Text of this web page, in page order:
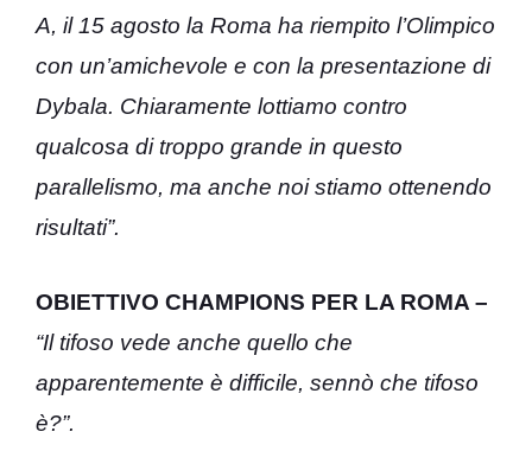
A, il 15 agosto la Roma ha riempito l’Olimpico
con un’amichevole e con la presentazione di
Dybala. Chiaramente lottiamo contro
qualcosa di troppo grande in questo
parallelismo, ma anche noi stiamo ottenendo
risultati”.
OBIETTIVO CHAMPIONS PER LA ROMA –
“Il tifoso vede anche quello che
apparentemente è difficile, sennò che tifoso
è?”.